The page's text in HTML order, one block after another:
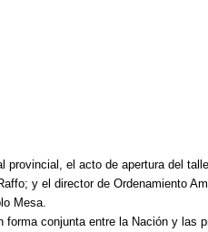
el acto de apertura del
y el director de Ordenamiento
Mesa.
conjunta entre la Nación y las